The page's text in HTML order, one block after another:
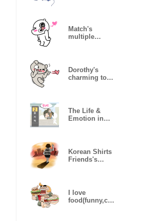
Match's
multiple
Dorothy's
charming to
The Life &
Emotion in
Korean Shirts
Friends's
I love
food(funny,co